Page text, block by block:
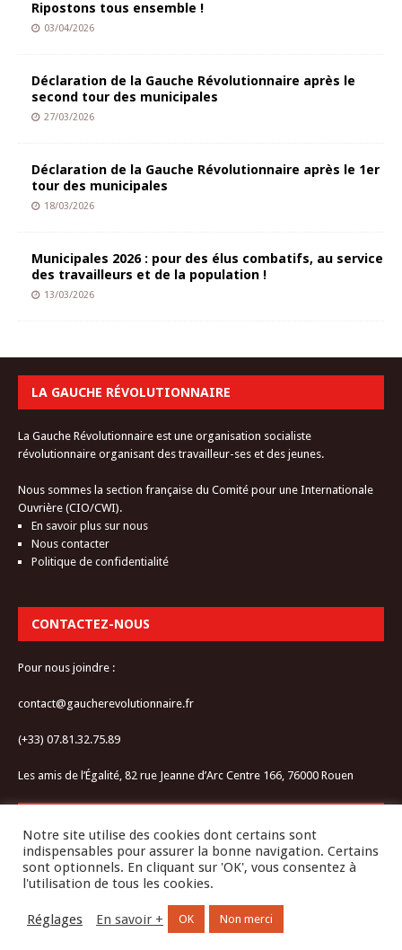
Ripostons tous ensemble !
03/04/2026
Déclaration de la Gauche Révolutionnaire après le
second tour des municipales
27/03/2026
Déclaration de la Gauche Révolutionnaire après le 1er
tour des municipales
18/03/2026
Municipales 2026 : pour des élus combatifs, au service
des travailleurs et de la population !
13/03/2026
LA GAUCHE RÉVOLUTIONNAIRE
La Gauche Révolutionnaire est une organisation socialiste
révolutionnaire organisant des travailleur-ses et des jeunes.
Nous sommes la section française du Comité pour une Internationale
Ouvrière (CIO/CWI).
En savoir plus sur nous
Nous contacter
Politique de confidentialité
CONTACTEZ-NOUS
Pour nous joindre :
contact@gaucherevolutionnaire.fr
(+33) 07.81.32.75.89
Les amis de l’Égalité, 82 rue Jeanne d’Arc Centre 166, 76000 Rouen
Notre site utilise des cookies dont certains sont
indispensables pour assurer la bonne navigation. Certains
sont optionnels. En cliquant sur 'OK', vous consentez à
l'utilisation de tous les cookies.
Réglages En savoir + OK Non merci